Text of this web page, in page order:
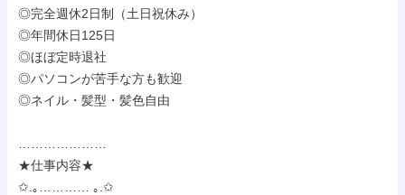
◎完全週休2日制（土日祝休み）
◎年間休日125日
◎ほぼ定時退社
◎パソコンが苦手な方も歓迎
◎ネイル・髪型・髪色自由
★仕事内容★
✩.｡………… ｡.✩